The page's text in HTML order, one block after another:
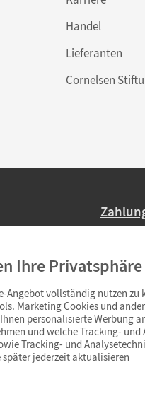
Handel
Lieferanten
Cornelsen
Ab
Ihre Privatsphäre
Angebot vollständig nutzen
Marketing Cookies und
personalisierte Werbung
und welche Tracking-
Tracking- und
später jederzeit aktualisieren